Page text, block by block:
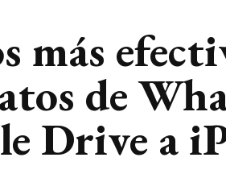
más
de
Drive a